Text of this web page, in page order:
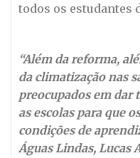
todos os estudantes
“Além da reforma,
da climatização nas
preocupados em dar
as escolas para que
condições de
Águas Lindas, Lucas